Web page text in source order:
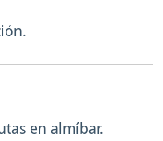
en almíbar.